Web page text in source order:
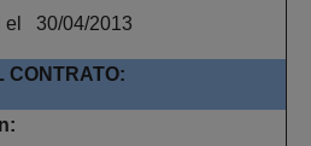
el 30/04/2013
CONTRATO: